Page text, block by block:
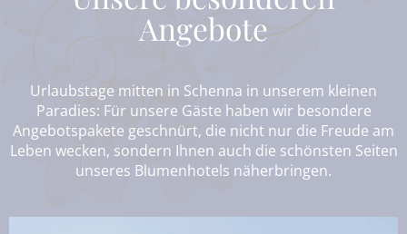
Angebote
Urlaubstage mitten in Schenna in unserem kleinen
Paradies: Für unsere Gäste haben wir besondere
Angebotspakete geschnürt, die nicht nur die Freude am
Leben wecken, sondern Ihnen auch die schönsten Seiten
unseres Blumenhotels näherbringen.